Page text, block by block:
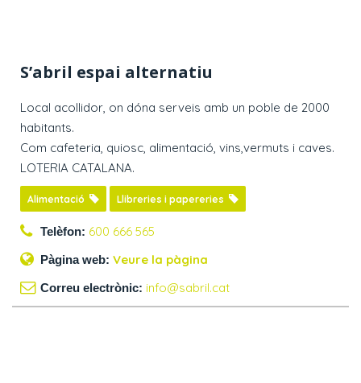
S’abril espai alternatiu
Local acollidor, on dóna serveis amb un poble de 2000
habitants.
Com cafeteria, quiosc, alimentació, vins,vermuts i caves.
LOTERIA CATALANA.
Alimentació Llibreries i papereries
Telèfon: 600 666 565
Pàgina web: Veure la pàgina
Correu electrònic: info@sabril.cat